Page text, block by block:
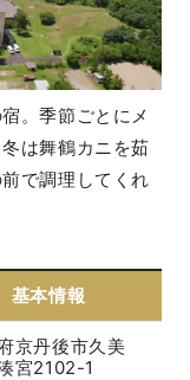
。季節ごとにメ
は舞鶴カニを茹
で調理してくれ
基本情報
京丹後市久美
宮2102-1